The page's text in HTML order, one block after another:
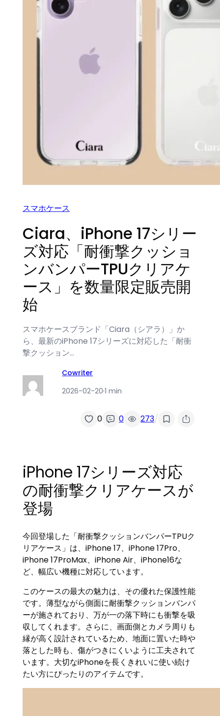
スマホケース
Ciara、iPhone 17シリー
ズ対応「耐衝撃クッショ
ンバンパーTPUクリアケ
ース」を数量限定販売開
始
スマホケースブランド「Ciara（シアラ）」か
ら、最新のiPhone 17シリーズに対応した「耐衝
撃クッション…
Cowriter
2026-02-20·1 min
0 0 273/
iPhone 17シリーズ対応
の耐衝撃クリアケースが
登場
今回登場した「耐衝撃クッションバンパーTPUク
リアケース」は、iPhone 17、iPhone 17Pro、
iPhone 17ProMax、iPhone Air、iPhone16な
ど、幅広い機種に対応しています。
このケースの最大の魅力は、その優れた保護性能
です。薄型ながら側面に耐衝撃クッションバンパ
ーが施されており、万が一の落下時にも衝撃を吸
収してくれます。さらに、画面側とカメラ周りも
縁が高く設計されているため、地面に置いた時や
落とした時も、傷がつきにくいように工夫されて
います。大切なiPhoneを長くきれいに使い続け
たい方にぴったりのアイテムです。